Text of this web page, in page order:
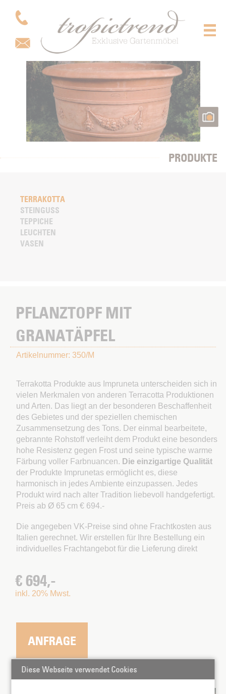
PRODUKTE
TERRAKOTTA
STEINGUSS
TEPPICHE
LEUCHTEN
VASEN
PFLANZTOPF MIT
GRANATÄPFEL
Artikelnummer: 350/M
Terrakotta Produkte aus Impruneta unterscheiden sich in
vielen Merkmalen von anderen Terracotta Produktionen
und Arten. Das liegt an der besonderen Beschaffenheit
des Gebietes und der speziellen chemischen
Zusammensetzung des Tons. Der einmal bearbeitete,
gebrannte Rohstoff verleiht dem Produkt eine besonders
hohe Resistenz gegen Frost und seine typische warme
Färbung voller Farbnuancen. Die einzigartige Qualität
der Produkte Imprunetas ermöglicht es, diese
harmonisch in jedes Ambiente einzupassen. Jedes
Produkt wird nach alter Tradition liebevoll handgefertigt.
Preis ab Ø 65 cm € 694.-
Die angegeben VK-Preise sind ohne Frachtkosten aus
Italien gerechnet. Wir erstellen für Ihre Bestellung ein
individuelles Frachtangebot für die Lieferung direkt
€ 694,-
inkl. 20% Mwst.
Produktbilder:
Diese Webseite verwendet Cookies